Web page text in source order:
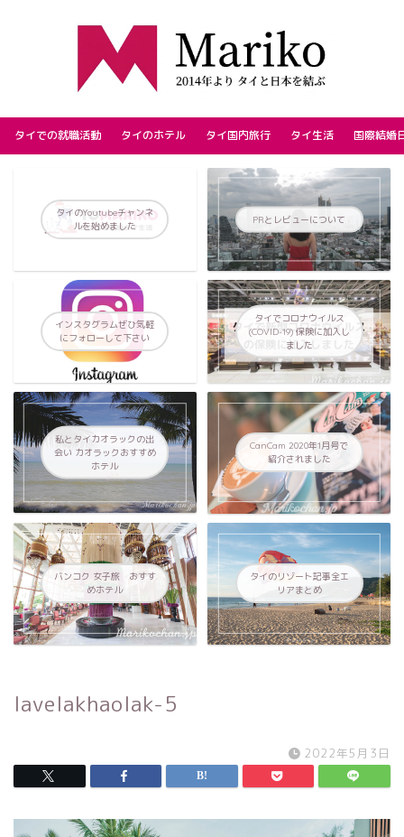
タイでの就職活動 タイのホテル タイ国内旅行 タイ生活 国際結婚
タイのYoutubeチャンネ
ルを始めました
PRとレビューについて
インスタグラムぜひ気軽
にフォローして下さい
タイでコロナウイルス
(COVID-19) 保険に加入し
ました
私とタイカオラックの出
会い カオラックおすすめ
ホテル
CanCam 2020年1月号で
紹介されました
バンコク 女子旅 おすす
めホテル
タイのリゾート記事全エ
リアまとめ
lavelakhaolak-5
2022年5月3日